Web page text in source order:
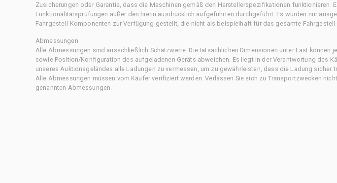
Zusicherungen oder Garantie, dass die Maschinen gemäß den Herstellerspezifikationen funktionieren.
Funktionalitätsprüfungen außer den hierin ausdrücklich aufgeführten durchgeführt. Es wurden nur
Fahrgestell-Komponenten zur Verfügung gestellt, die nicht als beispielhaft für das gesamte Fahrgestell
Abmessungen
Alle Abmessungen sind ausschließlich Schätzwerte. Die tatsächlichen Dimensionen unter Last können
sowie Position/Konfiguration des aufgeladenen Geräts abweichen. Es liegt in der Verantwortung des
unseres Auktionsgeländes alle Ladungen zu vermessen, um zu gewährleisten, dass die Ladung sicher
Alle Abmessungen müssen vom Käufer verifiziert werden. Verlassen Sie sich zu Transportzwecken
genannten Abmessungen.